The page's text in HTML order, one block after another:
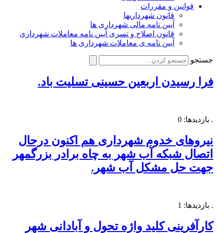
قوانین و مقررات
قانون شهرداریها
آیین نامه مالی شهرداری ها
قانون اصلاح و تسری آیین نامه معاملات شهرداری
آیین نامه ی معاملات شهرداری ها
جستجو
فرا رسیدن اربعین حسینی تسلیت باد.
. بازدیدها: 0
نیروهای خدوم شهرداری هم اکنون درحال
اتصال شبکه آب شهر به چاه برادر بزرگمهر
جهت حل مشکل آب شهر.
. بازدیدها: 1
کارآفرینی کلید واژه تحول و آبادانی شهر